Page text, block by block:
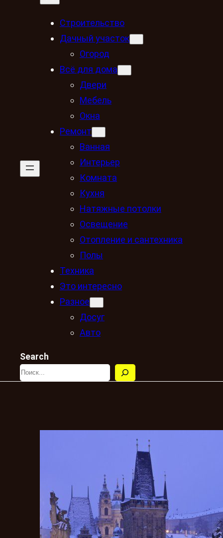
Строительство
Дачный участок
Огород
Всё для дома
Двери
Мебель
Окна
Ремонт
Ванная
Интерьер
Комната
Кухня
Натяжные потолки
Освещение
Отопление и сантехника
Полы
Техника
Это интересно
Разное
Досуг
Авто
Search